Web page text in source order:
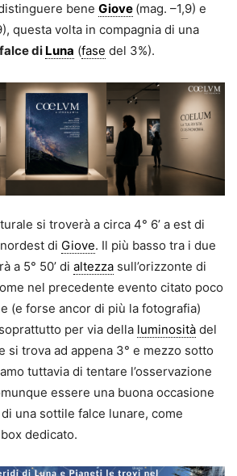
bene Giove (mag. –1,9) e
questa volta in compagnia di una
di Luna (fase del 3%).
si troverà a circa 4° 6’ a est di
nordest di Giove. Il più basso tra i due
a 5° 50’ di altezza sull’orizzonte di
nel precedente evento citato poco
(e forse ancor di più la fotografia)
per via della luminosità del
si trova ad appena 3° e mezzo sotto
tuttavia di tentare l’osservazione
essere una buona occasione
una sottile falce lunare, come
dedicato.